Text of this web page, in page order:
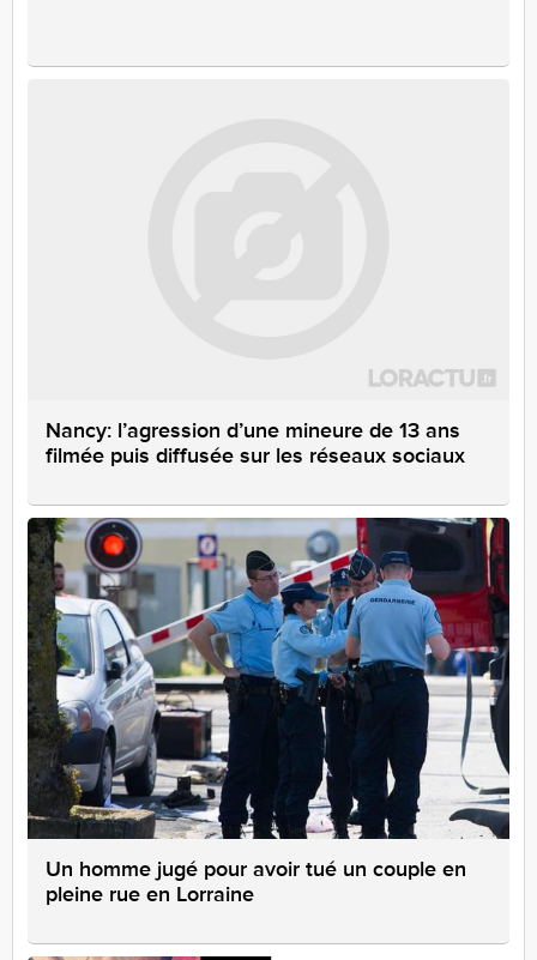
Nancy: l’agression d’une mineure de 13 ans
filmée puis diffusée sur les réseaux sociaux
Un homme jugé pour avoir tué un couple en
pleine rue en Lorraine